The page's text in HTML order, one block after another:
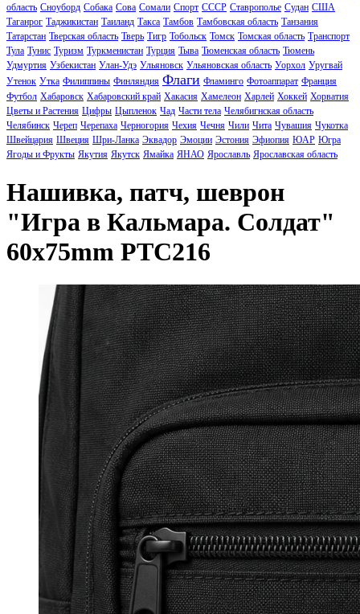
область Сноуборд Собака Сова Сомали Спорт СССР Ставрополье Судан США
Таганрог Таджикистан Таиланд Такса Тамбов Тамбовская область Танзания
Татарстан Тверская область Тверь Тигр Тобольск Томск Томская область Транспорт
Тула Тунис Туризм Туркменистан Турция Тыва Тюменская область Тюмень
Удмуртия Узбекистан Улан-Удэ Ульяновск Ульяновская область Уорхол Уругвай
Утенок Утка Филиппины Финляндия Флаги Фламинго Фотоаппарат Франция
Футбол Хабаровск Хабаровский край Хакасия Хамелеон Харлей Хоккей Хорватия
Цветы и Растения Цифры Цыпленок Чад Части тела Челябигнская область
Челябинск Череп Черепаха Черногория Чехия Чечня Чили Чита Чувашия Чукотка
Швейцария Швеция Шри-Ланка Эквадор Эмоции Эстония Эфиопия ЮАР Югра
Ягоды и Фрукты Якутия Якутск Ямайка ЯНАО Ярославль Ярославская область
Нашивка, патч, шеврон
"Игра в Кальмара. Солдат"
60x75mm PTC216